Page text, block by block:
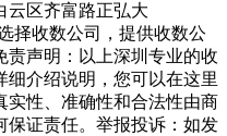
云区齐富路正弘大
数公司，提供收数公
责声明：以上深圳专业的收
介绍说明，您可以在这里
实性、准确性和合法性由商
保证责任。举报投诉：如发